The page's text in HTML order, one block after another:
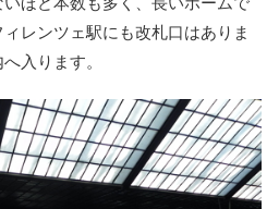
レンツェ駅にも改札口はありま
入ります。